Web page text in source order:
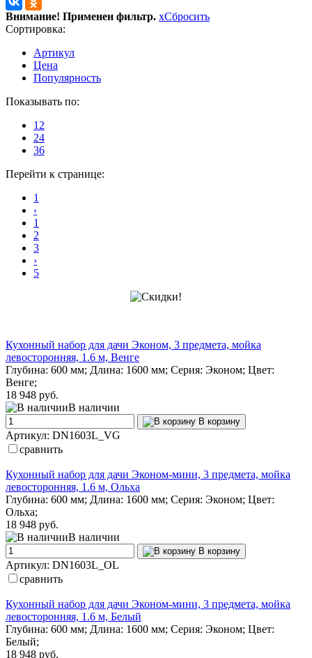
Внимание! Применен фильтр. xСбросить
Сортировка:
Артикул
Цена
Популярность
Показывать по:
12
24
36
Перейти к странице:
1
‹
1
2
3
›
5
Кухонный набор для дачи Эконом, 3 предмета, мойка
левосторонняя, 1.6 м, Венге
Глубина: 600 мм; Длина: 1600 мм; Серия: Эконом; Цвет:
Венге;
18 948 руб.
В наличии
В корзину
Артикул: DN1603L_VG
сравнить
Кухонный набор для дачи Эконом-мини, 3 предмета, мойка
левосторонняя, 1.6 м, Ольха
Глубина: 600 мм; Длина: 1600 мм; Серия: Эконом; Цвет:
Ольха;
18 948 руб.
В наличии
В корзину
Артикул: DN1603L_OL
сравнить
Кухонный набор для дачи Эконом-мини, 3 предмета, мойка
левосторонняя, 1.6 м, Белый
Глубина: 600 мм; Длина: 1600 мм; Серия: Эконом; Цвет:
Белый;
18 948 руб.